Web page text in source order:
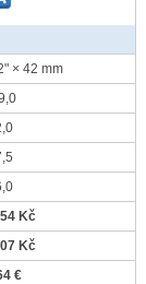
× 42 mm
Kč
Kč
€